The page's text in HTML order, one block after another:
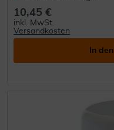
10,45 €
inkl. MwSt.
Versandkosten
In den